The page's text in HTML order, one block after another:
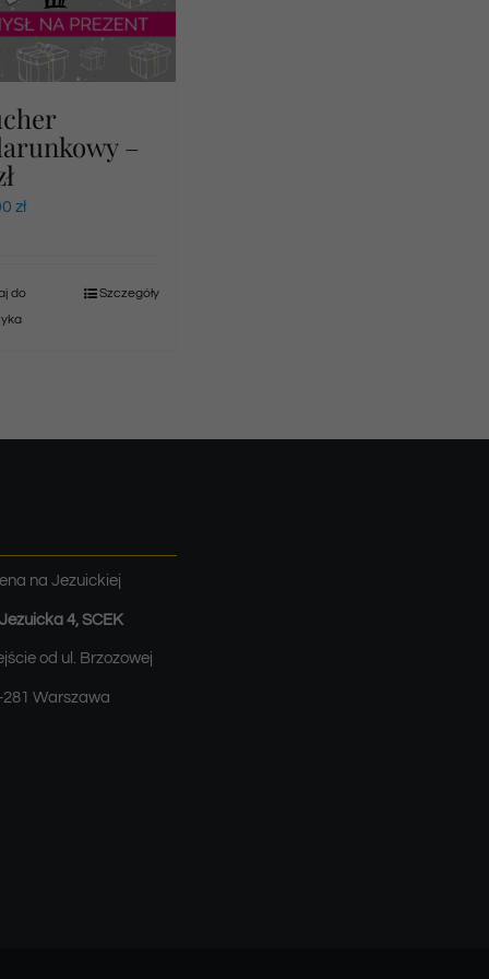
–
zł
do
Szczegóły
na Jezuickiej
4, SCEK
od ul. Brzozowej
281 Warszawa